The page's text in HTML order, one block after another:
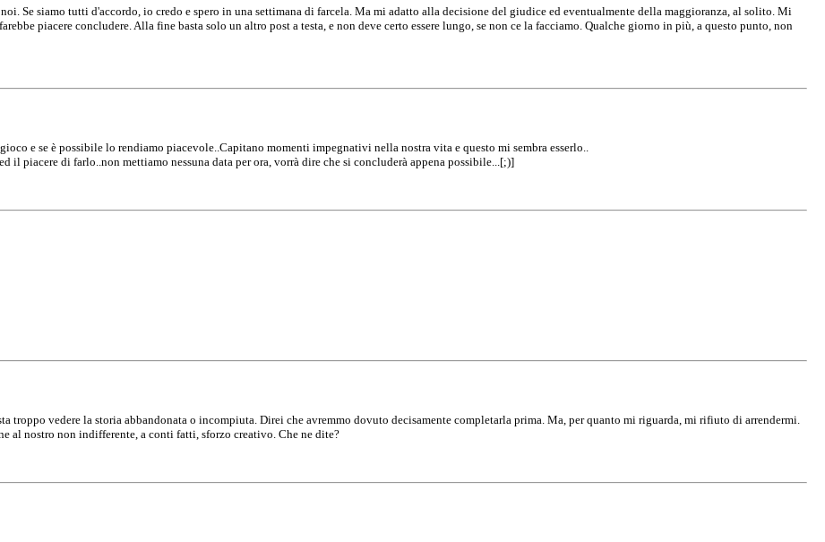
Se siamo tutti d'accordo, io credo e spero in una settimana di farcela. Ma mi adatto alla decisione del giudice ed eventualmente della maggioranza, al solito. Mi
piacere concludere. Alla fine basta solo un altro post a testa, e non deve certo essere lungo, se non ce la facciamo. Qualche giorno in più, a questo punto, non
e se è possibile lo rendiamo piacevole..Capitano momenti impegnativi nella nostra vita e questo mi sembra esserlo..
piacere di farlo..non mettiamo nessuna data per ora, vorrà dire che si concluderà appena possibile...[;)]
troppo vedere la storia abbandonata o incompiuta. Direi che avremmo dovuto decisamente completarla prima. Ma, per quanto mi riguarda, mi rifiuto di arrendermi.
al nostro non indifferente, a conti fatti, sforzo creativo. Che ne dite?